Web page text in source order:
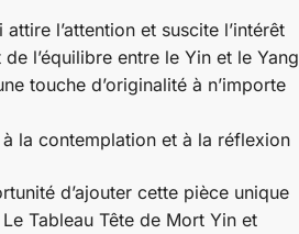
l’attention et suscite l’intérêt
l’équilibre entre le Yin et le Yang
touche d’originalité à n’importe
la contemplation et à la réflexion
d’ajouter cette pièce unique
Tableau Tête de Mort Yin et